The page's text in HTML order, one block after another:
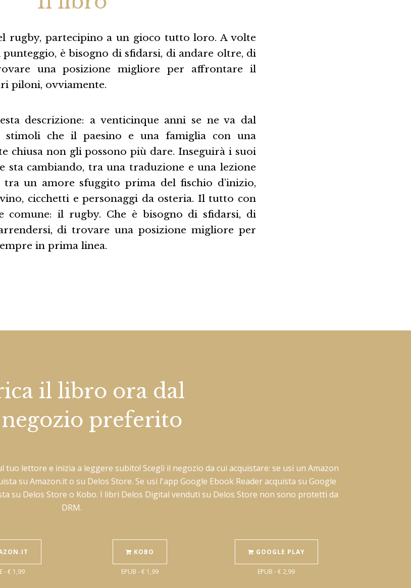
rugby, partecipino a un gioco tutto loro. A volte
è bisogno di sfidarsi, di andare oltre, di
una posizione migliore per affrontare il
piloni, ovviamente.
descrizione: a venticinque anni se ne va dal
stimoli che il paesino e una famiglia con una
chiusa non gli possono più dare. Inseguirà i suoi
sta cambiando, tra una traduzione e una lezione
un amore sfuggito prima del fischio d’inizio,
cicchetti e personaggi da osteria. Il tutto con
comune: il rugby. Che è bisogno di sfidarsi, di
di trovare una posizione migliore per
in prima linea.
il libro ora dal
preferito
tuo lettore e inizia a leggere subito! Scegli il negozio da cui acquistare: se usi un Amazon
su Amazon.it o su Delos Store. Se usi l'app Google Ebook Reader acquista su Google
su Delos Store o Kobo. I libri Delos Digital venduti su Delos Store non sono protetti da
DRM.
- € 1,99
KOBO
EPUB - € 1,99
GOOGLE PLAY
EPUB - € 2,99